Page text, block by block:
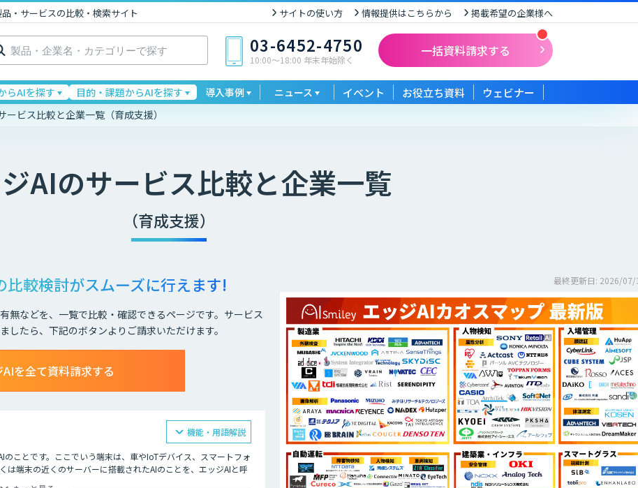
・サービスの比較・検索サイト サイトの使い方 情報提供はこちらから 掲載希望の企業様へ
03-6452-4750
10:00〜18:00 年末年始除く
一括資料請求する
らAIを探す 目的・課題からAIを探す 導入事例 ニュース イベント お役立ち資料 ウェビナー
ービス比較と企業一覧（育成支援）
AIのサービス比較と企業一覧
（育成支援）
比較検討がスムーズに行えます!
無などを、一覧で比較・確認できるページです。サービス
たら、下記のボタンよりご請求いただけます。
を全て資料請求する
最終更新日: 2026/07/
ことです。ここでいう端末は、車やIoTデバイス、スマートフォ
は端末の近くのサーバーに搭載されたAIのことを、エッジAIと呼
機能・用語解説